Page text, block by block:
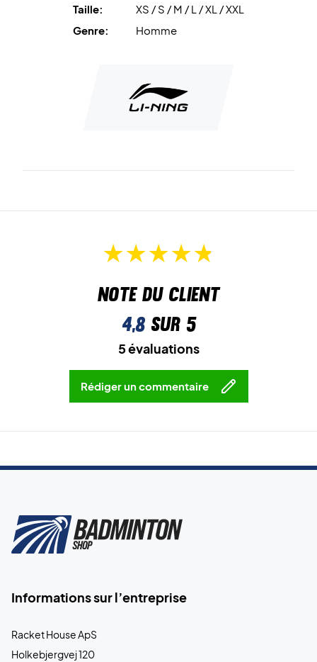
Taille:
XS / S / M / L / XL / XXL
Genre:
Homme
Note du client
4,8sur 5
5 évaluations
Rédiger un commentaire
Informations sur l’entreprise
Racket House ApS
Holkebjergvej 120